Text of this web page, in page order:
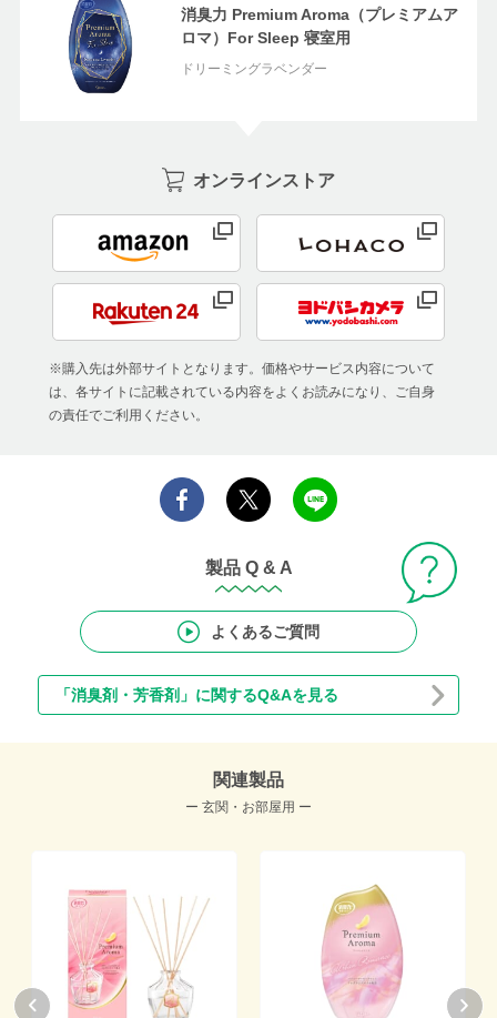
消臭力 Premium Aroma（プレミアムア
ロマ）For Sleep 寝室用
ドリーミングラベンダー
オンラインストア
※購入先は外部サイトとなります。価格やサービス内容について
は、各サイトに記載されている内容をよくお読みになり、ご自身
の責任でご利用ください。
製品 Q & A
よくあるご質問
「消臭剤・芳香剤」に関するQ&Aを見る
関連製品
ー 玄関・お部屋用 ー